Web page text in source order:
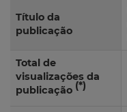
Título da
publicação
Total de
visualizações da
publicação (*)